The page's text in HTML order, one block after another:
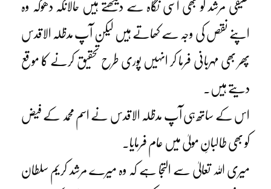
حقیقی مرشد کو بھی اسی نگاہ سے دیکھتے ہیں حالانکہ دھوکہ وہ
اپنے نقص کی وجہ سے کھاتے ہیں لیکن آپ مدظلہ الاقدس
پھر بھی مہربانی فرما کر انہیں پوری طرح تحقیق کرنے کا موقع
دیتے ہیں۔
اس کے ساتھ ہی آپ مدظلہ الاقدس نے اسم محمد کے فیض
کو بھی طالبانِ مولیٰ میں عام فرمایا۔
میری اللہ تعالیٰ سے التجا ہے کہ وہ میرے مرشد کریم سلطان